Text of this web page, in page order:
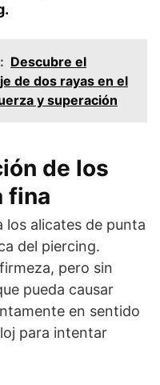
Descubre el
de dos rayas en el
y superación
de los
fina
los alicates de punta
del piercing.
pero sin
pueda causar
en sentido
para intentar